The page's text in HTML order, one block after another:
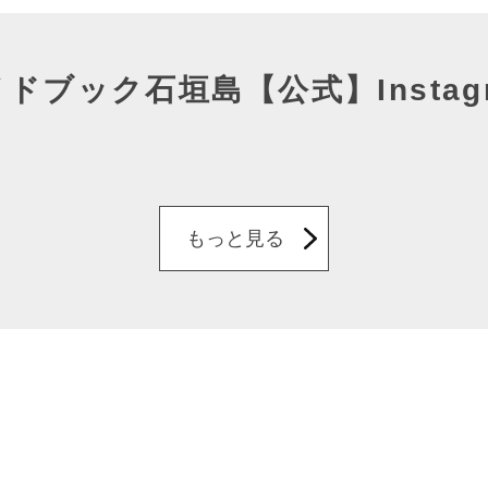
ブック石垣島 【公式】
もっと見る